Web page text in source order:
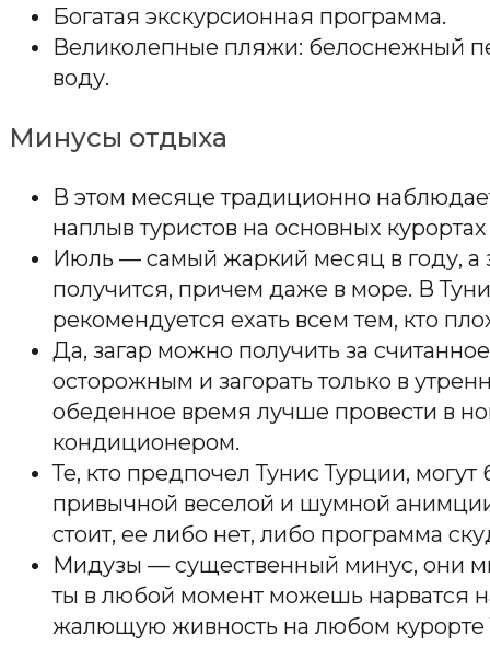
Богатая экскурсионная программа.
Великолепные пляжи: белоснежный
воду.
Минусы отдыха
В этом месяце традиционно
наплыв туристов на основных курортах
Июль — самый жаркий месяц в году, а
получится, причем даже в море. В
рекомендуется ехать всем тем, кто
Да, загар можно получить за
осторожным и загорать только в
обеденное время лучше провести в
кондиционером.
Те, кто предпочел Тунис Турции, могут
привычной веселой и шумной
стоит, ее либо нет, либо программа
Мидузы — существенный минус, они
ты в любой момент можешь нарватся
жалющую живность на любом курорте